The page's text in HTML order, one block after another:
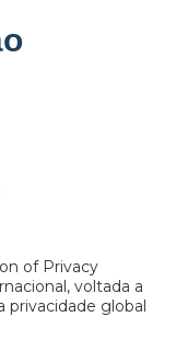
of Privacy
voltada a
privacidade global